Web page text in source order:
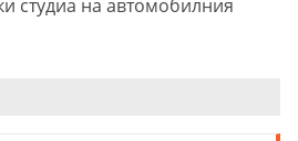
студиа на автомобилния